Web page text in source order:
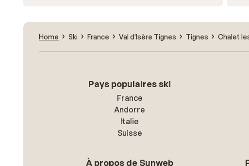
Home Ski France Val d'Isère Tignes Tignes Chalet
Pays populaires ski
France
Andorre
Italie
Suisse
À propos de Sunweb